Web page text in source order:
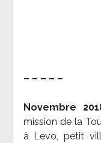
– – – – –
Novembre
mission de la
à Levo, petit